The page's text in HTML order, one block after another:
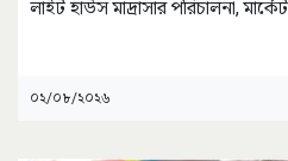
লাইট হাউস মাদ্রাসার পরিচালনা,
০২/০৮/২০২৬